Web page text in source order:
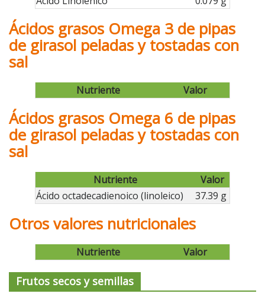
Ácidos grasos Omega 3 de pipas
de girasol peladas y tostadas con
sal
Nutriente Valor
Ácidos grasos Omega 6 de pipas
de girasol peladas y tostadas con
sal
Nutriente
Valor
Ácido octadecadienoico (linoleico)
37.39 g
Otros valores nutricionales
Nutriente Valor
Frutos secos y semillas